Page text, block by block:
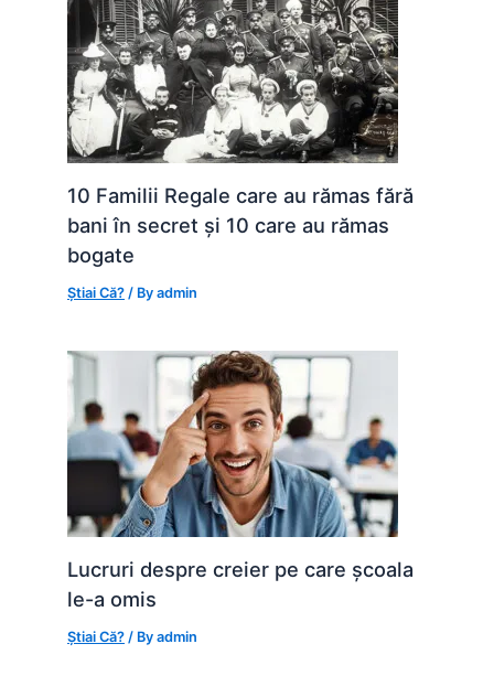
10 Familii Regale care au rămas fără
bani în secret și 10 care au rămas
bogate
Știai Că? / Byadmin
Lucruri despre creier pe care școala
le-a omis
Știai Că? / Byadmin